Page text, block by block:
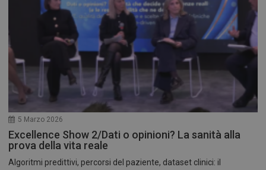
5 Marzo 2026
Excellence Show 2/Dati o opinioni? La sanità alla
prova della vita reale
Algoritmi predittivi, percorsi del paziente, dataset clinici: il